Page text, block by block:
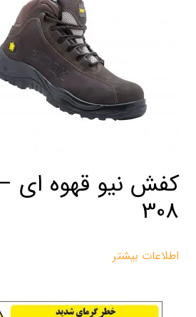
کفش نیو قهوه ای
308
اطلاعات بیشتر